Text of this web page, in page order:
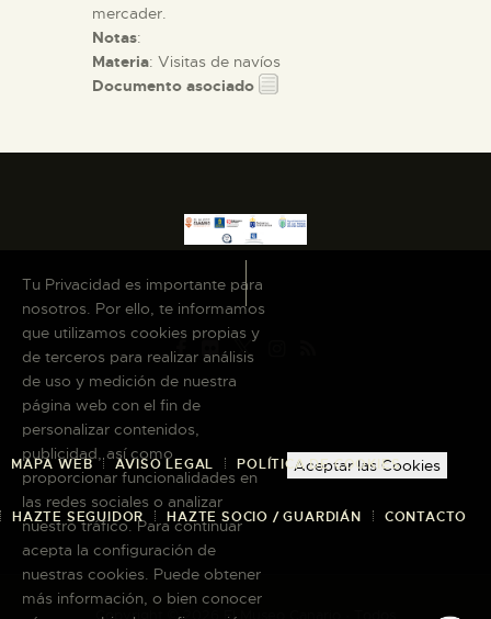
mercader.
Notas:
Materia: Visitas de navíos
Documento asociado
MAPA WEB AVISO LEGAL POLÍTICA DE COOKIES
HAZTE SEGUIDOR HAZTE SOCIO / GUARDIÁN CONTACTO
Copyright © 2026 El Museo Canario · Todos
Tu Privacidad es importante para
nosotros. Por ello, te informamos
que utilizamos cookies propias y
de terceros para realizar análisis
de uso y medición de nuestra
página web con el fin de
personalizar contenidos,
publicidad, así como
proporcionar funcionalidades en
las redes sociales o analizar
nuestro tráfico. Para continuar
acepta la configuración de
nuestras cookies. Puede obtener
más información, o bien conocer
Aceptar las Cookies